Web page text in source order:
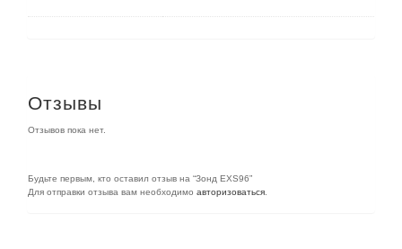
Отзывы
Отзывов пока нет.
Будьте первым, кто оставил отзыв на “Зонд EXS96”
Для отправки отзыва вам необходимо авторизоваться